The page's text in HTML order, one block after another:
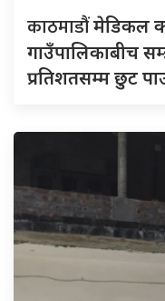
काठमाडौंमेडिकल
गाउँपालिकाबीच
प्रतिशतसम्म छुट